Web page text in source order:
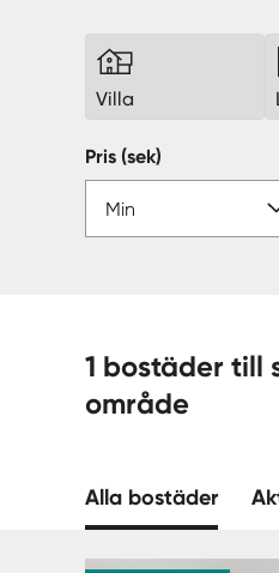
Villa
Pris (sek)
1 bostäder till salu - Gamla
område
Alla bostäder